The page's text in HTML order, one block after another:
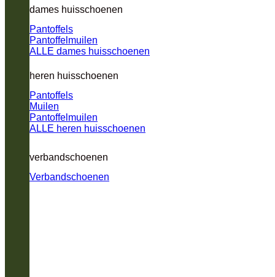
dames huisschoenen
Pantoffels
Pantoffelmuilen
ALLE dames huisschoenen
heren huisschoenen
Pantoffels
Muilen
Pantoffelmuilen
ALLE heren huisschoenen
verbandschoenen
Verbandschoenen